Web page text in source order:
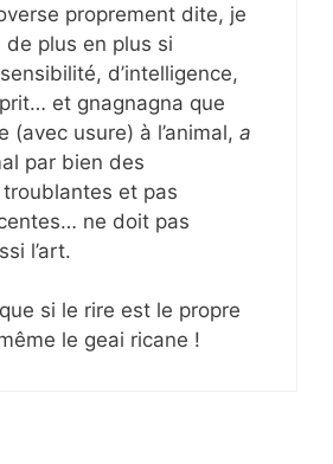
proprement dite, je
plus en plus si
d’intelligence,
et gnagnagna que
(avec usure) à l’animal, a
par bien des
et pas
ne doit pas
l’art.
si le rire est le propre
le geai ricane !